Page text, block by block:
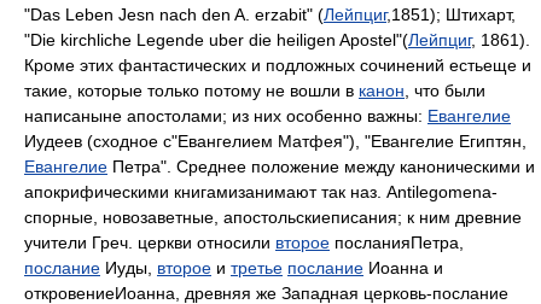
"Das Leben Jesn nach den A. erzabit" (Лейпциг,1851); Штихарт,
"Die kirchliche Legende uber die heiligen Apostel"(Лейпциг, 1861).
Кроме этих фантастических и подложных сочинений естьеще и
такие, которые только потому не вошли в канон , что были
написаныне апостолами; из них особенно важны: Евангелие
Иудеев (сходное с"Евангелием Матфея"), "Евангелие Египтян,
Евангелие Петра". Среднее положение между каноническими и
апокрифическими книгамизанимают так наз. Antilegomena-
спорные, новозаветные, апостольскиеписания; к ним древние
учители Греч. церкви относили второе посланияПетра,
послание Иуды, второе и третье послание Иоанна и
откровениеИоанна, древняя же Западная церковь-послание